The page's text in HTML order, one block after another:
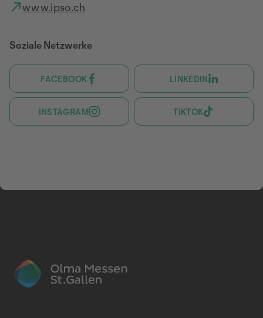
www.ipso.ch
Soziale Netzwerke
FACEBOOK LINKEDIN
INSTAGRAM TIKTOK